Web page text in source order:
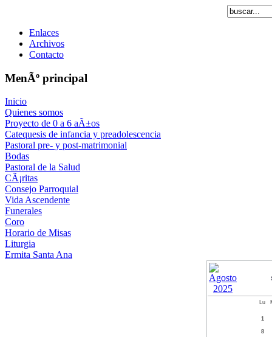
Enlaces
Archivos
Contacto
MenÃº principal
Inicio
Quienes somos
Proyecto de 0 a 6 aÃ±os
Catequesis de infancia y preadolescencia
Pastoral pre- y post-matrimonial
Bodas
Pastoral de la Salud
CÃ¡ritas
Consejo Parroquial
Vida Ascendente
Funerales
Coro
Horario de Misas
Liturgia
Ermita Santa Ana
Lu
1
8